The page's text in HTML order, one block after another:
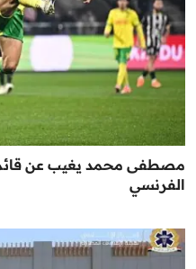
مصطفى محمد يغيب عن
الفرنسي